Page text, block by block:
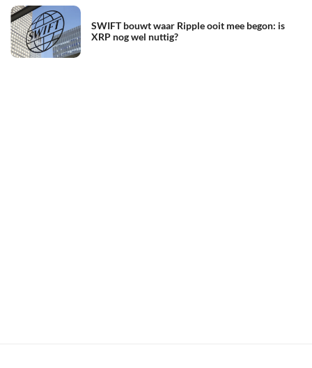
SWIFT bouwt waar Ripple ooit mee begon: is
XRP nog wel nuttig?